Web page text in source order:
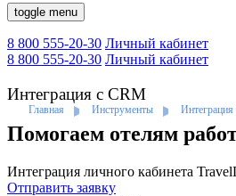
toggle menu
8 800 555-20-30 Личный кабинет
8 800 555-20-30 Личный кабинет
Главная Инструменты
Интеграция с CRM
Помогаем отелям
Интеграция личного кабинета
Отправить заявку